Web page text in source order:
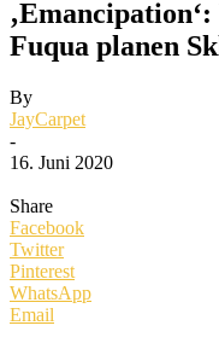
Fuqua planen
By
JayCarpet
-
16. Juni 2020
Share
Facebook
Twitter
Pinterest
WhatsApp
Email